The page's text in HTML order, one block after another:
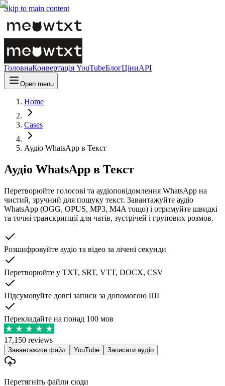
Skip to main content
ГоловнаКонвертація YouTubeБлогЦіниAPI
Open menu
Home
Cases
Аудіо WhatsApp в Текст
Аудіо WhatsApp в Текст
Перетворюйте голосові та аудіоповідомлення WhatsApp на
чистий, зручний для пошуку текст. Завантажуйте аудіо
WhatsApp (OGG, OPUS, MP3, M4A тощо) і отримуйте швидкі
та точні транскрипції для чатів, зустрічей і групових розмов.
Розшифровуйте аудіо та відео за лічені секунди
Перетворюйте у TXT, SRT, VTT, DOCX, CSV
Підсумовуйте довгі записи за допомогою ШІ
Перекладайте на понад 100 мов
17,150 reviews
Завантажити файл YouTube Записати аудіо
Перетягніть файли сюди